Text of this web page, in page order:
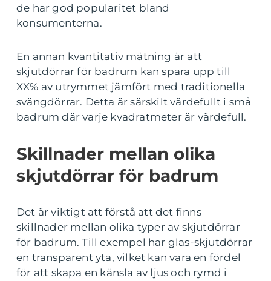
de har god popularitet bland
konsumenterna.
En annan kvantitativ mätning är att
skjutdörrar för badrum kan spara upp till
XX% av utrymmet jämfört med traditionella
svängdörrar. Detta är särskilt värdefullt i små
badrum där varje kvadratmeter är värdefull.
Skillnader mellan olika
skjutdörrar för badrum
Det är viktigt att förstå att det finns
skillnader mellan olika typer av skjutdörrar
för badrum. Till exempel har glas-skjutdörrar
en transparent yta, vilket kan vara en fördel
för att skapa en känsla av ljus och rymd i